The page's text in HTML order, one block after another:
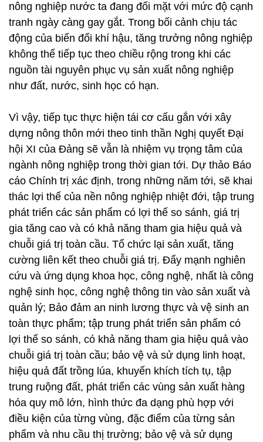
nông nghiệp nước ta đang đối mặt với mức độ cạnh
tranh ngày càng gay gắt. Trong bối cảnh chịu tác
động của biến đổi khí hậu, tăng trưởng nông nghiệp
không thể tiếp tục theo chiều rộng trong khi các
nguồn tài nguyên phục vụ sản xuất nông nghiệp
như đất, nước, sinh học có hạn.
Vì vậy, tiếp tục thực hiện tái cơ cấu gắn với xây
dựng nông thôn mới theo tinh thần Nghị quyết Đại
hội XI của Đảng sẽ vẫn là nhiệm vụ trọng tâm của
ngành nông nghiệp trong thời gian tới. Dự thảo Báo
cáo Chính trị xác định, trong những năm tới, sẽ khai
thác lợi thế của nền nông nghiệp nhiệt đới, tập trung
phát triển các sản phẩm có lợi thế so sánh, giá trị
gia tăng cao và có khả năng tham gia hiệu quả và
chuỗi giá trị toàn cầu. Tổ chức lại sản xuất, tăng
cường liên kết theo chuỗi giá trị. Đẩy mạnh nghiên
cứu và ứng dụng khoa học, công nghệ, nhất là công
nghệ sinh học, công nghệ thông tin vào sản xuất và
quản lý; Bảo đảm an ninh lương thực và vệ sinh an
toàn thực phẩm; tập trung phát triển sản phẩm có
lợi thế so sánh, có khả năng tham gia hiệu quả vào
chuỗi giá trị toàn cầu; bảo vệ và sử dụng linh hoạt,
hiệu quả đất trồng lúa, khuyến khích tích tụ, tập
trung ruộng đất, phát triển các vùng sản xuất hàng
hóa quy mô lớn, hình thức đa dạng phù hợp với
điều kiện của từng vùng, đặc điểm của từng sản
phẩm và nhu cầu thị trường; bảo vệ và sử dụng